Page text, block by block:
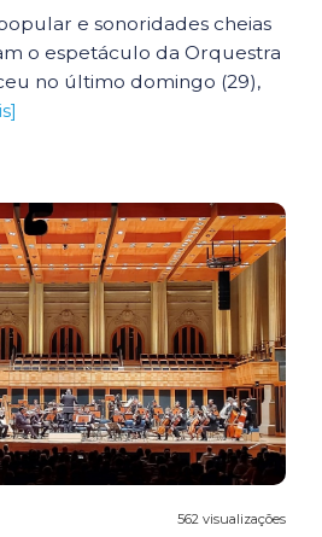
e sonoridades cheias
o espetáculo da Orquestra
no último domingo (29),
562 visualizações